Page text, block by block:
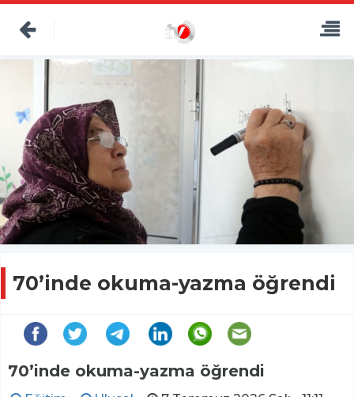
70’inde okuma-yazma öğrendi
70’inde okuma-yazma öğrendi